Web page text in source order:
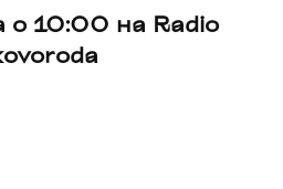
о 10:00 на Radio